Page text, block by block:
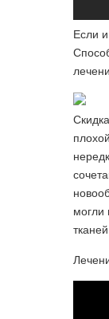
Если
могли